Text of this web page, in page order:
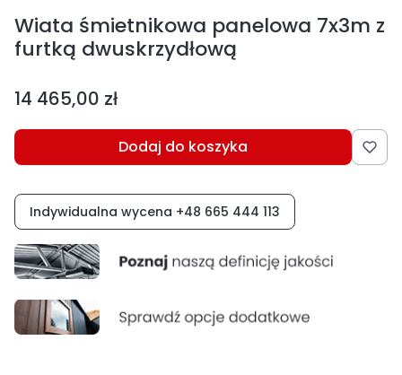
Wiata śmietnikowa panelowa 7x3m z
furtką dwuskrzydłową
Cena
14 465,00 zł
Dodaj do koszyka
Indywidualna wycena +48 665 444 113